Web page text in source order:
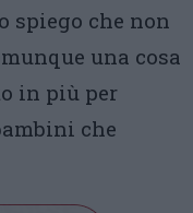
spiego che non
una cosa
in più per
che